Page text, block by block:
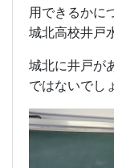
用できるかに
城北高校井戸
城北に井戸が
ではないでし